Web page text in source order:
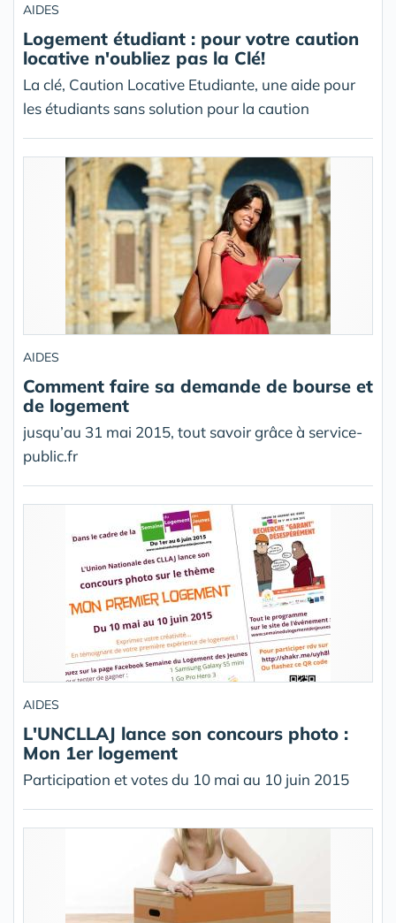
AIDES
Logement étudiant : pour votre caution
locative n'oubliez pas la Clé!
La clé, Caution Locative Etudiante, une aide pour
les étudiants sans solution pour la caution
AIDES
Comment faire sa demande de bourse et
de logement
jusqu’au 31 mai 2015, tout savoir grâce à service-
public.fr
AIDES
L'UNCLLAJ lance son concours photo :
Mon 1er logement
Participation et votes du 10 mai au 10 juin 2015